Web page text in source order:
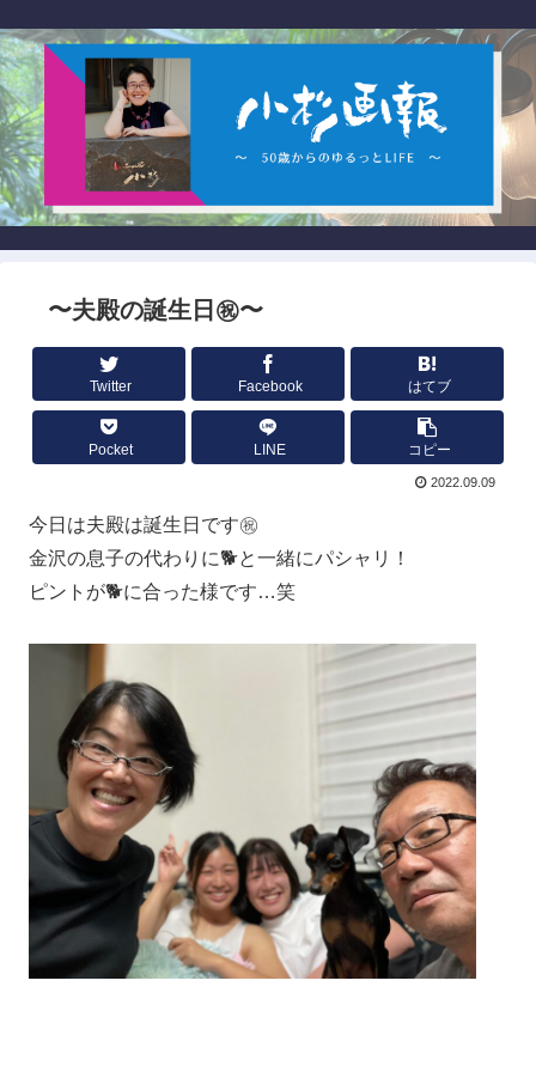
〜夫殿の誕生日㊗️〜
Twitter Facebook はてブ
Pocket LINE コピー
2022.09.09
今日は夫殿は誕生日です㊗️
金沢の息子の代わりに🐕と一緒にパシャリ！
ピントが🐕に合った様です…笑